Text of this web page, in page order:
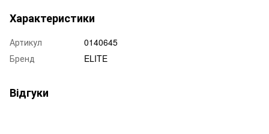
Характеристики
Артикул
0140645
Бренд
ELITE
Відгуки